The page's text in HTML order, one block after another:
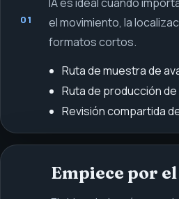
01
el movimiento, la
formatos cortos.
Ruta de muestra de
Ruta de producción de
Revisión compartida
Empiece por